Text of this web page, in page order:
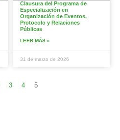
Clausura del Programa de
Especialización en
Organización de Eventos,
Protocolo y Relaciones
Públicas
LEER MÁS »
31 de marzo de 2026
3 4 5